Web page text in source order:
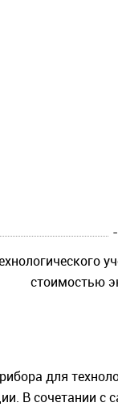
стоимостью
для
В сочетании с